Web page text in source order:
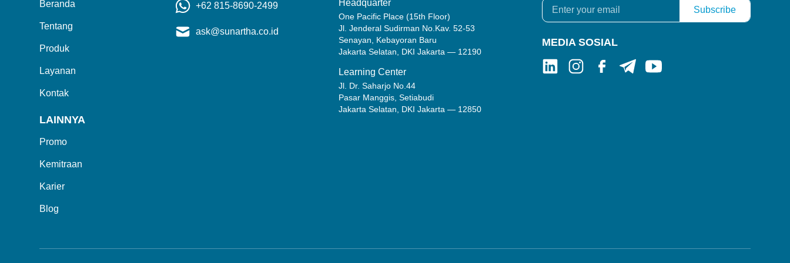
Beranda
Tentang
Produk
Layanan
Kontak
LAINNYA
Promo
Kemitraan
Karier
Blog
+62 815-8690-2499
ask@sunartha.co.id
Headquarter
One Pacific Place (15th Floor)
Jl. Jenderal Sudirman No.Kav. 52-53
Senayan, Kebayoran Baru
Jakarta Selatan, DKI Jakarta — 12190
Learning Center
Jl. Dr. Saharjo No.44
Pasar Manggis, Setiabudi
Jakarta Selatan, DKI Jakarta — 12850
MEDIA SOSIAL